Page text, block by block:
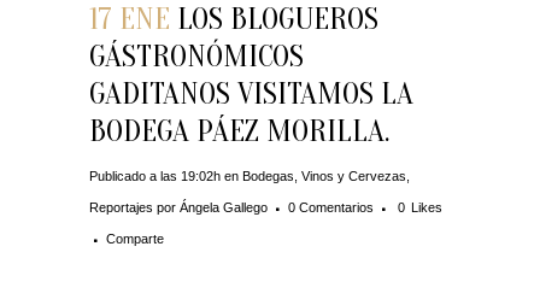
17 ENE LOS BLOGUEROS
GÁSTRONÓMICOS
GADITANOS VISITAMOS LA
BODEGA PÁEZ MORILLA.
Publicado a las 19:02h en Bodegas, Vinos y Cervezas
Reportajes por Ángela Gallego 0 Comentarios 0 Likes
Comparte